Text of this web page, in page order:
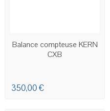
EN STOCK
Balance compteuse KERN
CXB
350,00 €